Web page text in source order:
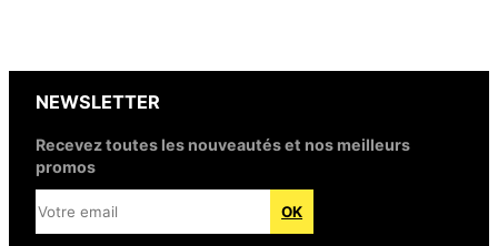
NEWSLETTER
Recevez toutes les nouveautés et nos meilleurs
promos